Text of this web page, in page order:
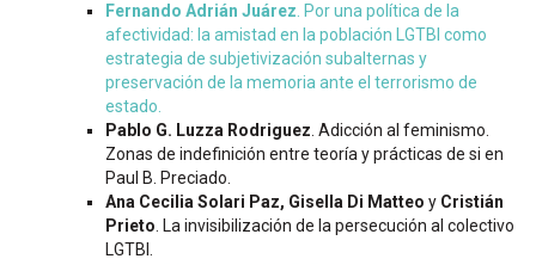
Fernando Adrián Juárez. Por una política de la
afectividad: la amistad en la población LGTBI como
estrategia de subjetivización subalternas y
preservación de la memoria ante el terrorismo de
estado.
Pablo G. Luzza Rodriguez. Adicción al feminismo.
Zonas de indefinición entre teoría y prácticas de si en
Paul B. Preciado.
Ana Cecilia Solari Paz, Gisella Di Matteo y Cristián
Prieto. La invisibilización de la persecución al colectivo
LGTBI.